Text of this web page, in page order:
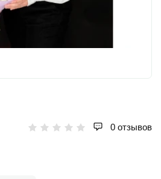
0 отзывов